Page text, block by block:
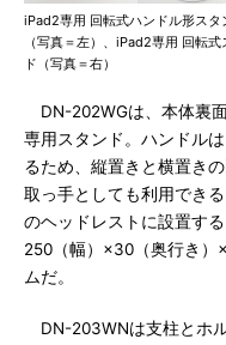
iPad2専用 回転式ハンドル形スタ
（写真＝左）、iPad2専用 回転式
ド（写真＝右）
DN-202WGは、本体裏
専用スタンド。ハンドル
るため、縦置きと横置き
取っ手としても利用でき
のヘッドレストに設置す
250（幅）×30（奥行き）
ムだ。
DN-203WNは支柱とホ